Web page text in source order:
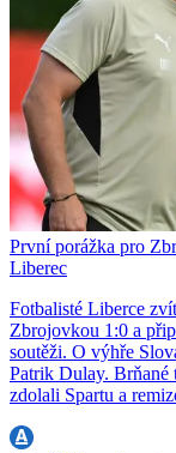
První porážka pro
Liberec
Fotbalisté Liberce
Zbrojovkou 1:0 a
soutěži. O výhře
Patrik Dulay. Brňané
zdolali Spartu a